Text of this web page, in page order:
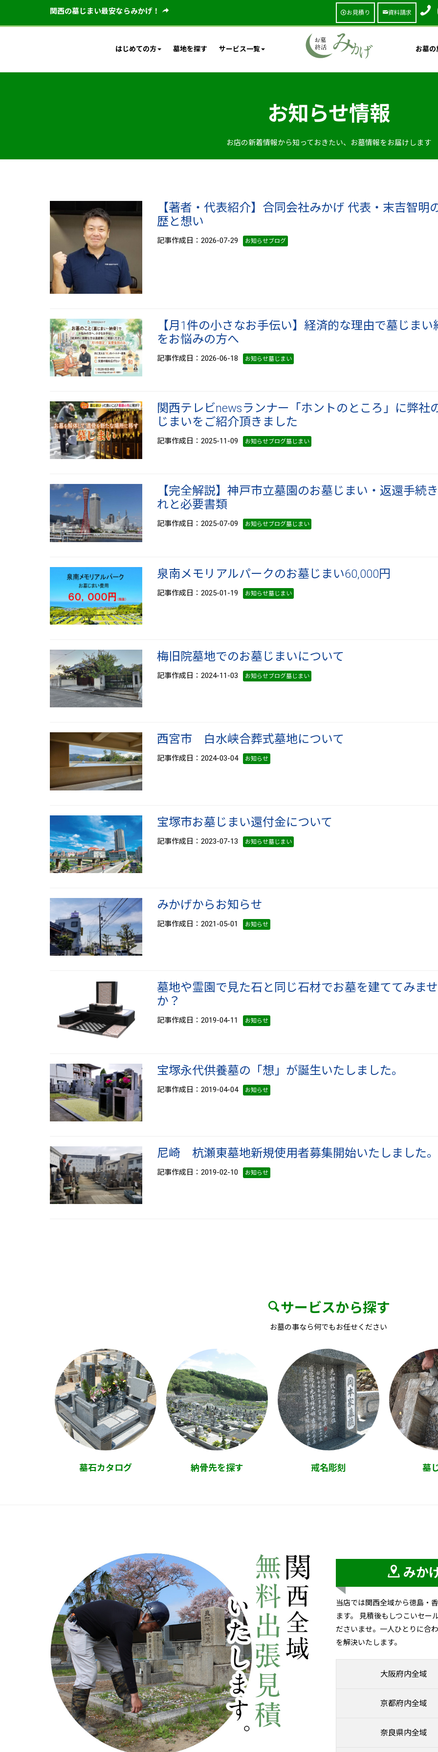
関西の墓じまい最安ならみかげ！ お見積り 資料請求
はじめての方 墓地を探す サービス一覧 お墓の
お知らせ情報
お店の新着情報から知っておきたい、お墓情報をお届けします
【著者・代表紹介】合同会社みかげ 代表・末吉智明
歴と想い
記事作成日：2026-07-29 お知らせブログ
【月1件の小さなお手伝い】経済的な理由で墓じまい
をお悩みの方へ
記事作成日：2026-06-18 お知らせ墓じまい
関西テレビnewsランナー「ホントのところ」に弊社
じまいをご紹介頂きました
記事作成日：2025-11-09 お知らせブログ墓じまい
【完全解説】神戸市立墓園のお墓じまい・返還手続
れと必要書類
記事作成日：2025-07-09 お知らせブログ墓じまい
泉南メモリアルパークのお墓じまい60,000円
記事作成日：2025-01-19 お知らせ墓じまい
梅旧院墓地でのお墓じまいについて
記事作成日：2024-11-03 お知らせブログ墓じまい
西宮市 白水峡合葬式墓地について
記事作成日：2024-03-04 お知らせ
宝塚市お墓じまい還付金について
記事作成日：2023-07-13 お知らせ墓じまい
みかげからお知らせ
記事作成日：2021-05-01 お知らせ
墓地や霊園で見た石と同じ石材でお墓を建ててみま
か？
記事作成日：2019-04-11 お知らせ
宝塚永代供養墓の「想」が誕生いたしました。
記事作成日：2019-04-04 お知らせ
尼崎 杭瀬東墓地新規使用者募集開始いたしました
記事作成日：2019-02-10 お知らせ
サービスから探す
お墓の事なら何でもお任せください
墓石カタログ 納骨先を探す 戒名彫刻 墓
みか
当店では関西全域から徳島・
ます。 見積後もしつこいセー
ださいませ。一人ひとりに合
を解決いたします。
大阪府内全域
京都府内全域
奈良県内全域